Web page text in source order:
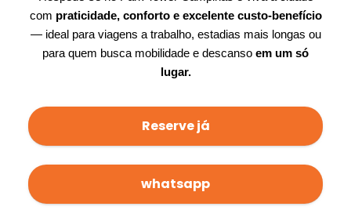
com praticidade, conforto e excelente custo-benefício
— ideal para viagens a trabalho, estadias mais longas ou
para quem busca mobilidade e descanso em um só
lugar.
Reserve já
whatsapp